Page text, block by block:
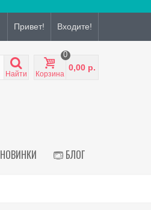
Привет! Входите!
Найти Корзина
0
0,00 р.
НОВИНКИ БЛОГ